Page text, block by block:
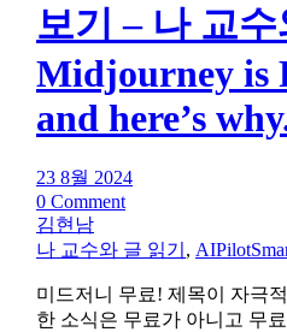
보기 – 나 교
Midjourney is
and here’s
23 8월 2024
0 Comment
김현남
나 교수와 글 읽기 ,
미드저니 무료! 제목이 자극
한 소식은 무료가 아니고 무